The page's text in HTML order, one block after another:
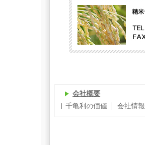
会社概要
千亀利の価値
会社情報